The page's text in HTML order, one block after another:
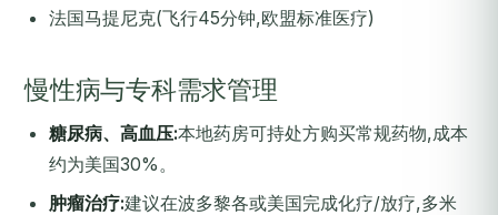
法国马提尼克(飞行45分钟,欧盟标准医疗)
慢性病与专科需求管理
糖尿病、高血压:本地药房可持处方购买常规药物,成本
约为美国30%。
肿瘤治疗:建议在波多黎各或美国完成化疗/放疗,多米